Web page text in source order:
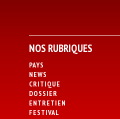
NOS RUBRIQUES
PAYS
NEWS
CRITIQUE
DOSSIER
ENTRETIEN
FESTIVAL